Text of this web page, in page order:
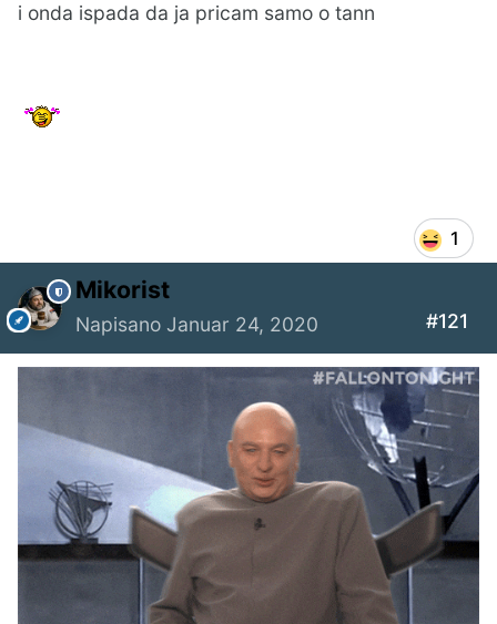
i onda ispada da ja pricam samo o tann
1
Mikorist
Napisano Januar 24, 2020 #121